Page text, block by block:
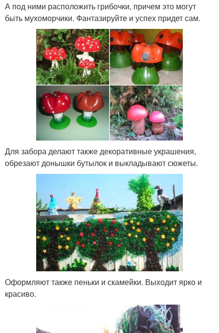
А под ними расположить грибочки, причем это могут
быть мухоморчики. Фантазируйте и успех придет сам.
Для забора делают также декоративные украшения,
обрезают донышки бутылок и выкладывают сюжеты.
Оформляют также пеньки и скамейки. Выходит ярко и
красиво.